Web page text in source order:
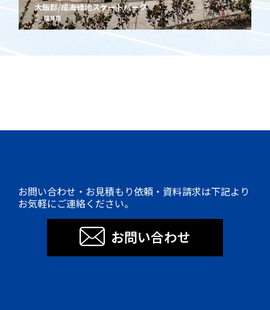
大飯郡/成海緑地スケートパーク
福井県
お問い合わせ・お見積もり依頼・資料請求は下記より
お気軽にご連絡ください。
お問い合わせ